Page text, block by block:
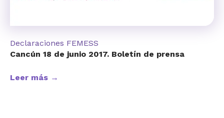
Declaraciones FEMESS
Cancún 18 de junio 2017. Boletín de prensa
Leer más →